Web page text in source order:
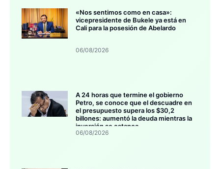
«Nos sentimos como en casa»:
vicepresidente de Bukele ya está en
Cali para la posesión de Abelardo
06/08/2026
A 24 horas que termine el gobierno
Petro, se conoce que el descuadre en
el presupuesto supera los $30,2
billones: aumentó la deuda mientras la
inversión se estanca
06/08/2026